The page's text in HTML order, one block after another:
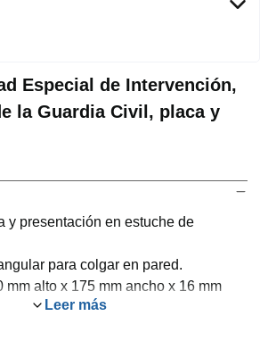
Especial de Intervención,
la Guardia Civil, placa y
y presentación en estuche de
para colgar en pared.
mm alto x 175 mm ancho x 16 mm
Leer más